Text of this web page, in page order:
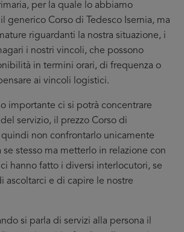
per la quale lo abbiamo
generico Corso di Tedesco Isernia, ma
riguardanti la nostra situazione, i
i nostri vincoli, che possono
in termini orari, di frequenza o
ai vincoli logistici.
importante ci si potrà concentrare
servizio, il prezzo Corso di
quindi non confrontarlo unicamente
se stesso ma metterlo in relazione con
ci hanno fatto i diversi interlocutori, se
ascoltarci e di capire le nostre
si parla di servizi alla persona il